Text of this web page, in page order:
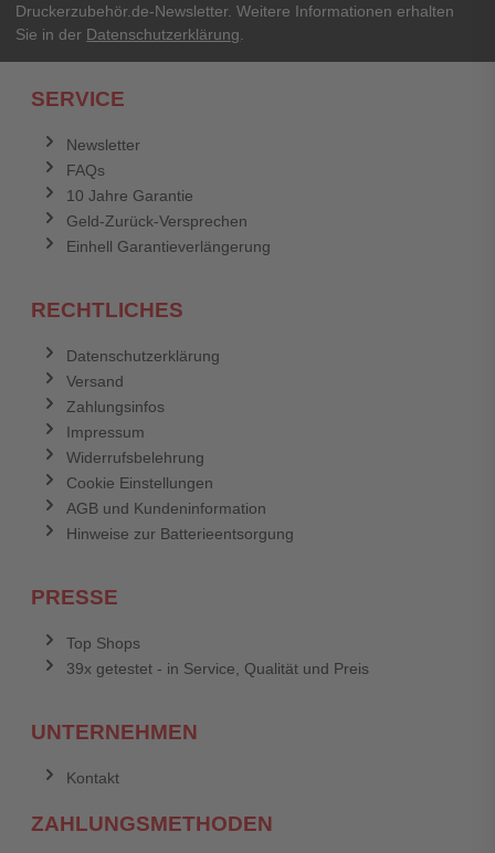
Druckerzubehör.de-Newsletter. Weitere Informationen erhalten
Sie in der Datenschutzerklärung
SERVICE
Newsletter
FAQs
10 Jahre Garantie
Geld-Zurück-Versprechen
Einhell Garantieverlängerung
RECHTLICHES
Datenschutzerklärung
Versand
Zahlungsinfos
Impressum
Widerrufsbelehrung
Cookie Einstellungen
AGB und Kundeninformation
Hinweise zur Batterieentsorgung
PRESSE
Top Shops
39x getestet - in Service, Qualität und Preis
UNTERNEHMEN
Kontakt
ZAHLUNGSMETHODEN